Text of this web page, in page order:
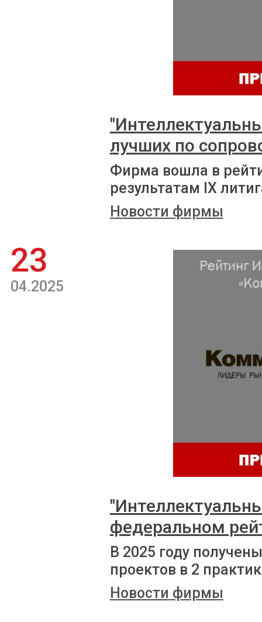
лучших по
Фирма вошла в
результатам IX
Новости фирмы
23
04.2025
федеральном
В 2025 году
проектов в 2
Новости фирмы